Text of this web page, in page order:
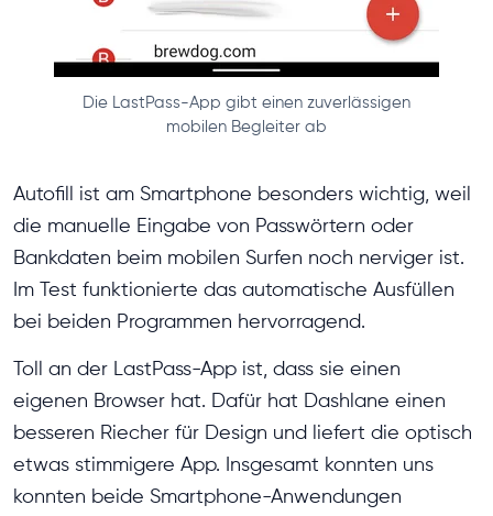
Die LastPass-App gibt einen zuverlässigen
mobilen Begleiter ab
Autofill ist am Smartphone besonders wichtig, weil
die manuelle Eingabe von Passwörtern oder
Bankdaten beim mobilen Surfen noch nerviger ist.
Im Test funktionierte das automatische Ausfüllen
bei beiden Programmen hervorragend.
Toll an der LastPass-App ist, dass sie einen
eigenen Browser hat. Dafür hat Dashlane einen
besseren Riecher für Design und liefert die optisch
etwas stimmigere App. Insgesamt konnten uns
konnten beide Smartphone-Anwendungen